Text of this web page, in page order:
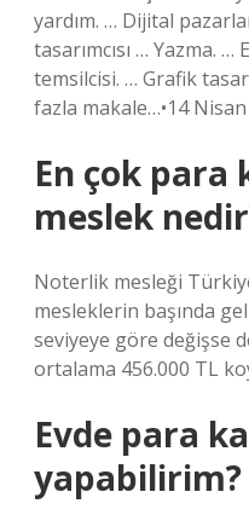
yardım. … Dijital
tasarımcısı … Yazma.
temsilcisi. … Grafik
fazla makale…•14
En çok para
meslek
Noterlik mesleği
mesleklerin başında
seviyeye göre değişse
ortalama 456.000 TL
Evde para
yapabilirim?